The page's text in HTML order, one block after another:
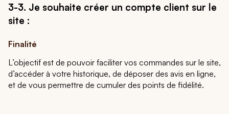
3-3. Je souhaite créer un compte client sur le
site :
Finalité
L’objectif est de pouvoir faciliter vos commandes sur le site,
d’accéder à votre historique, de déposer des avis en ligne,
et de vous permettre de cumuler des points de fidélité.